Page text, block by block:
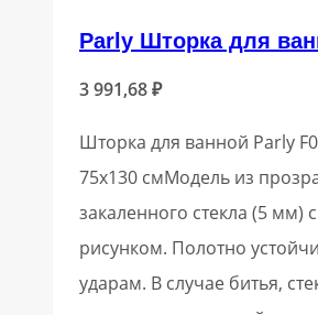
Parly Шторка для
3 991,68₽
Шторка для ванной Parly
75х130 смМодель из
закаленного стекла (5 мм)
рисунком. Полотно
ударам. В случае битья,